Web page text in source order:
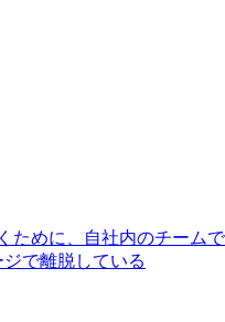
めに、自社内のチーム
で離脱している